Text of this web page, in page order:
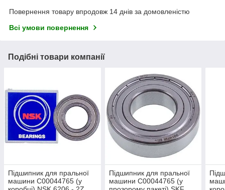
Повернення товару впродовж 14 днів за домовленістю
Всі умови повернення
Подібні товари компанії
Підшипник для пральної
машини C00044765 (у
Підшипник для пральної
машини C00044765 (у